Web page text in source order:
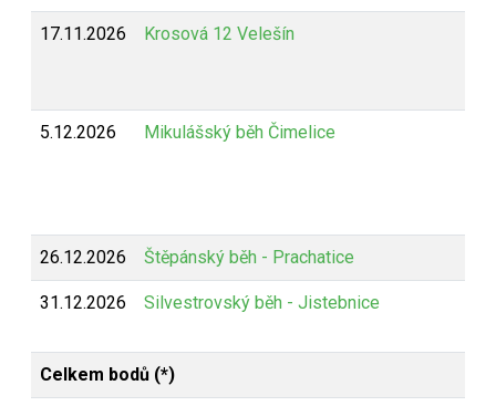
17.11.2026 Krosová 12 Velešín
5.12.2026 Mikulášský běh Čimelice
26.12.2026 Štěpánský běh - Prachatice
31.12.2026 Silvestrovský běh - Jistebnice
Celkem bodů (*)